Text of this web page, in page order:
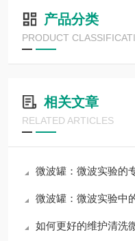
产品分类
PRODUCT
相关文章
RELATED ARTICLES
微波罐：微波实验的
微波罐：微波实验中
如何更好的维护清洗